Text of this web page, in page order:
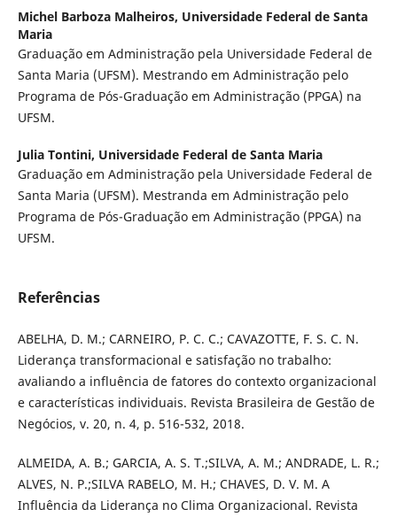
Michel Barboza Malheiros, Universidade Federal de Santa
Maria
Graduação em Administração pela Universidade Federal de
Santa Maria (UFSM). Mestrando em Administração pelo
Programa de Pós-Graduação em Administração (PPGA) na
UFSM.
Julia Tontini, Universidade Federal de Santa Maria
Graduação em Administração pela Universidade Federal de
Santa Maria (UFSM). Mestranda em Administração pelo
Programa de Pós-Graduação em Administração (PPGA) na
UFSM.
Referências
ABELHA, D. M.; CARNEIRO, P. C. C.; CAVAZOTTE, F. S. C. N.
Liderança transformacional e satisfação no trabalho:
avaliando a influência de fatores do contexto organizacional
e características individuais. Revista Brasileira de Gestão de
Negócios, v. 20, n. 4, p. 516-532, 2018.
ALMEIDA, A. B.; GARCIA, A. S. T.;SILVA, A. M.; ANDRADE, L. R.;
ALVES, N. P.;SILVA RABELO, M. H.; CHAVES, D. V. M. A
Influência da Liderança no Clima Organizacional. Revista